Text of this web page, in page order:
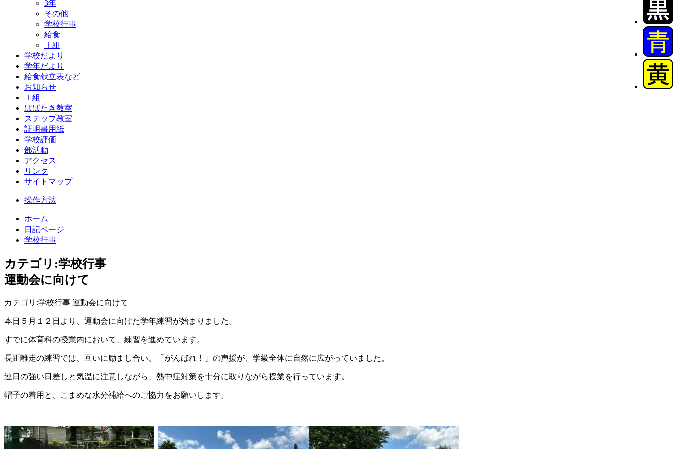
3年
その他
学校行事
給食
Ｉ組
学校だより
学年だより
給食献立表など
お知らせ
Ｉ組
はばたき教室
ステップ教室
証明書用紙
学校評価
部活動
アクセス
リンク
サイトマップ
操作方法
ホーム
日記ページ
学校行事
カテゴリ:学校行事
運動会に向けて
カテゴリ:学校行事 運動会に向けて
本日５月１２日より、運動会に向けた学年練習が始まりました。
すでに体育科の授業内において、練習を進めています。
長距離走の練習では、互いに励まし合い、「がんばれ！」の声援が、学級全体に自然に広がっていました。
連日の強い日差しと気温に注意しながら、熱中症対策を十分に取りながら授業を行っています。
帽子の着用と、こまめな水分補給へのご協力をお願いします。